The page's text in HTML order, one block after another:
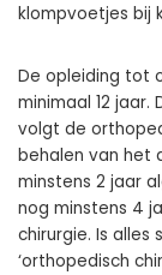
klompvoetjes bij
De opleiding tot
minimaal 12
volgt de
behalen van het
minstens 2 jaar
nog minstens 4
chirurgie. Is
‘orthopedisch